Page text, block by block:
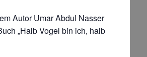
Autor Umar Abdul Nasser
„Halb Vogel bin ich, halb